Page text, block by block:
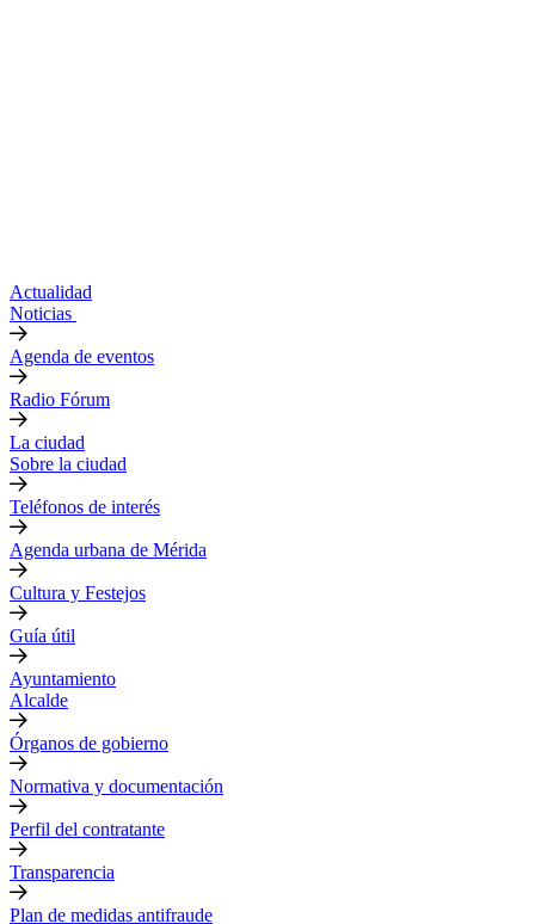
Actualidad
Noticias
Agenda de eventos
Radio Fórum
La ciudad
Sobre la ciudad
Teléfonos de interés
Agenda urbana de Mérida
Cultura y Festejos
Guía útil
Ayuntamiento
Alcalde
Órganos de gobierno
Normativa y documentación
Perfil del contratante
Transparencia
Plan de medidas antifraude